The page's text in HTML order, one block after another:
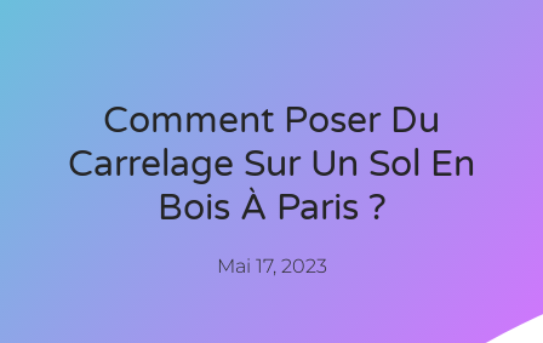
Comment Poser Du
Carrelage Sur Un Sol En
Bois À Paris ?
Mai 17, 2023